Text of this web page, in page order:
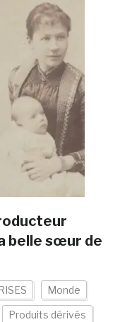
belle sœur de
Monde
Produits dérivés